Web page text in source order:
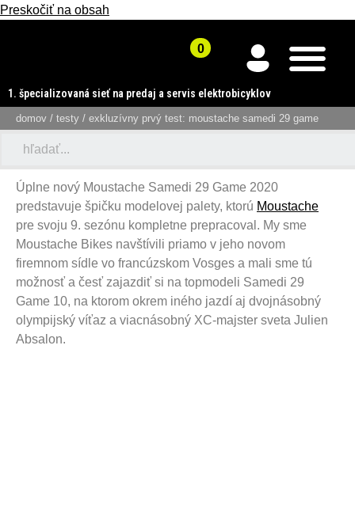
Preskočiť na obsah
1. špecializovaná sieť na predaj a servis elektrobicyklov
domov / testy / exkluzívny prvý test: moustache samedi 29 game
Úplne nový Moustache Samedi 29 Game 2020
predstavuje špičku modelovej palety, ktorú Moustache
pre svoju 9. sezónu kompletne prepracoval. My sme
Moustache Bikes navštívili priamo v jeho novom
firemnom sídle vo francúzskom Vosges a mali sme tú
možnosť a česť zajazdiť si na topmodeli Samedi 29
Game 10, na ktorom okrem iného jazdí aj dvojnásobný
olympijský víťaz a viacnásobný XC-majster sveta Julien
Absalon.